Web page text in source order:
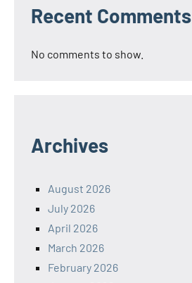
Recent Comments
No comments to show.
Archives
August 2026
July 2026
April 2026
March 2026
February 2026